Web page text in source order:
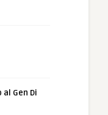
Gen Di